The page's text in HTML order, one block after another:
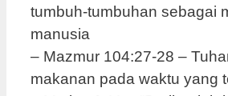
tumbuh-tumbuhan sebagai
manusia
– Mazmur 104:27-28 –
makanan pada waktu yang